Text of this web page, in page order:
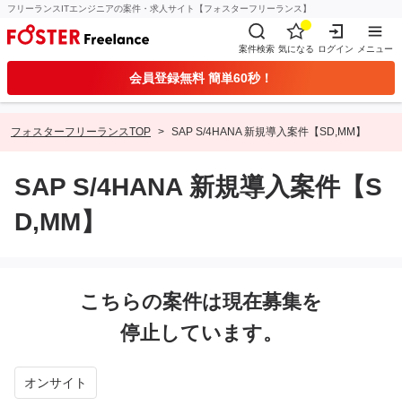
フリーランスITエンジニアの案件・求人サイト【フォスターフリーランス】
案件検索 気になる ログイン メニュー
会員登録無料 簡単60秒！
フォスターフリーランスTOP SAP S/4HANA 新規導入案件【SD,MM】
SAP S/4HANA 新規導入案件【S
D,MM】
こちらの案件は現在募集を
停止しています。
オンサイト